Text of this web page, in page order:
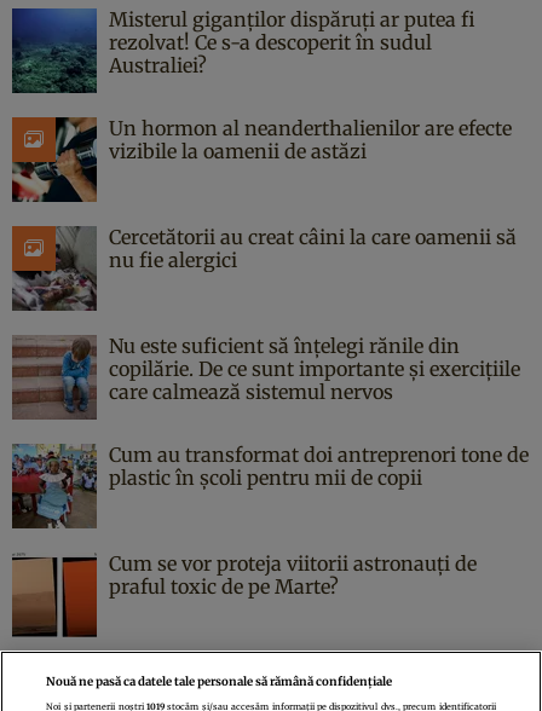
Misterul giganților dispăruți ar putea fi
rezolvat! Ce s-a descoperit în sudul
Australiei?
Un hormon al neanderthalienilor are efecte
vizibile la oamenii de astăzi
Cercetătorii au creat câini la care oamenii să
nu fie alergici
Nu este suficient să înțelegi rănile din
copilărie. De ce sunt importante și exercițiile
care calmează sistemul nervos
Cum au transformat doi antreprenori tone de
plastic în școli pentru mii de copii
Cum se vor proteja viitorii astronauți de
praful toxic de pe Marte?
Nouă ne pasă ca datele tale personale să rămână confidențiale
Noi și partenerii noștri1019 stocăm și/sau accesăm informații pe dispozitivul dvs., precum identificatorii